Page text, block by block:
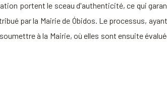
portent le sceau d'authenticité, ce qui
par la Mairie de Óbidos. Le processus,
à la Mairie, où elles sont ensuite